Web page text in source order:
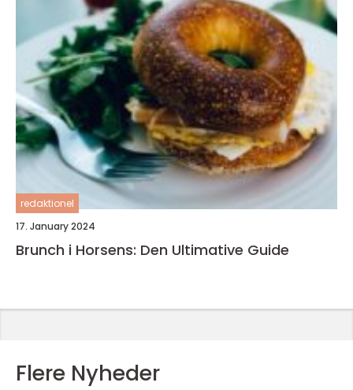
redaktionel
17. January 2024
Brunch i Horsens: Den Ultimative Guide
Flere Nyheder